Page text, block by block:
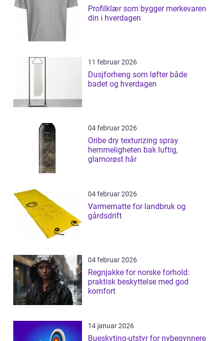
Profilklær som bygger merkevaren
din i hverdagen
11 februar 2026
Dusjforheng som løfter både
badet og hverdagen
04 februar 2026
Oribe dry texturizing spray
hemmeligheten bak luftig,
glamorøst hår
04 februar 2026
Varmematte for landbruk og
gårdsdrift
04 februar 2026
Regnjakke for norske forhold:
praktisk beskyttelse med god
komfort
14 januar 2026
Bueskyting-utstyr for nybegynnere